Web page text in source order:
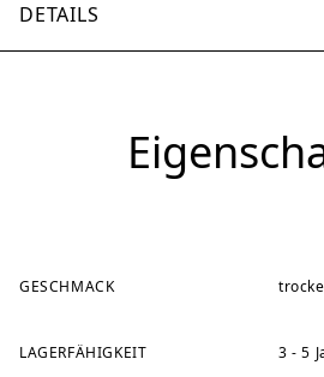
DETAILS
GESCHMACK
LAGERFÄHIGKEIT 3 - 5